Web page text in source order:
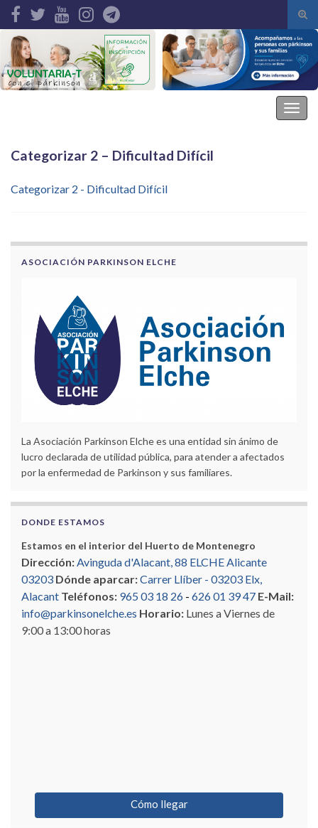
de
Search for:
Categorizar 2 – Dificultad Difícil
Categorizar 2 - Dificultad Difícil
ASOCIACIÓN PARKINSON ELCHE
La Asociación Parkinson Elche es una entidad sin ánimo de
lucro declarada de utilidad pública, para atender a afectados
por la enfermedad de Parkinson y sus familiares.
DONDE ESTAMOS
Estamos en el interior del Huerto de Montenegro
Dirección:Avinguda d'Alacant, 88 ELCHE Alicante
03203 Dónde aparcar:Carrer Llíber - 03203 Elx,
Alacant Teléfonos: 965 03 18 26 - 626 01 39 47 E-Mail:
info@parkinsonelche.es Horario: Lunes a Viernes de
9:00 a 13:00 horas
Cómo llegar